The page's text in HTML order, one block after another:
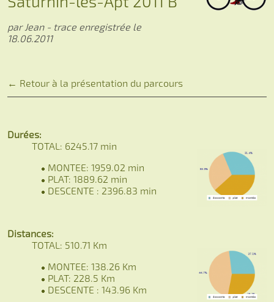
par Jean - trace enregistrée le
18.06.2011
← Retour à la présentation du parcours